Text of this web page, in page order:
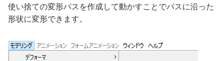
使い捨ての変形パスを作成して動かすことでパスに沿った
形状に変形できます。